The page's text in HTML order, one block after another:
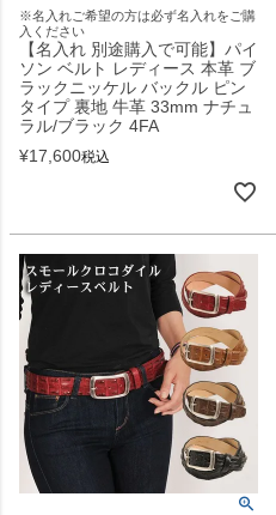
※名入れご希望の方は必ず名入れをご購
入ください
【名入れ 別途購入で可能】パイ
ソン ベルト レディース 本革 ブ
ラックニッケル バックル ピン
タイプ 裏地 牛革 33mm ナチュ
ラル/ブラック 4FA
¥17,600税込